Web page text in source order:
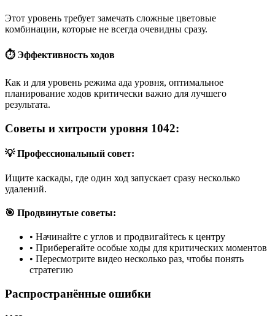
Этот уровень требует замечать сложные цветовые
комбинации, которые не всегда очевидны сразу.
⏱️ Эффективность ходов
Как и для уровень режима ада уровня, оптимальное
планирование ходов критически важно для лучшего
результата.
Советы и хитрости уровня 1042:
💡 Профессиональный совет:
Ищите каскады, где один ход запускает сразу несколько
удалений.
🎯 Продвинутые советы:
• Начинайте с углов и продвигайтесь к центру
• Приберегайте особые ходы для критических моментов
• Пересмотрите видео несколько раз, чтобы понять
стратегию
Распространённые ошибки